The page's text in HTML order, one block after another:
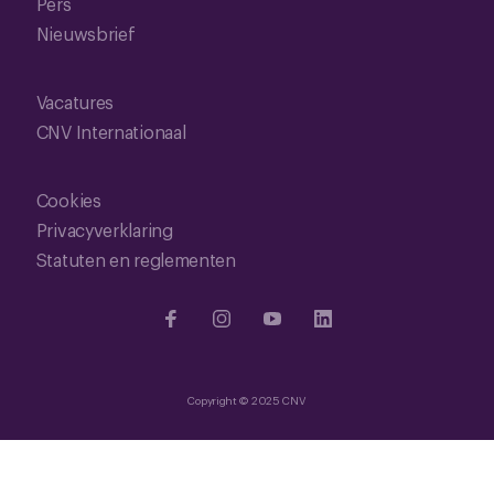
Nieuwsbrief
Vacatures
CNV Internationaal
Cookies
Privacyverklaring
Statuten en reglementen
Copyright © 2025 CNV